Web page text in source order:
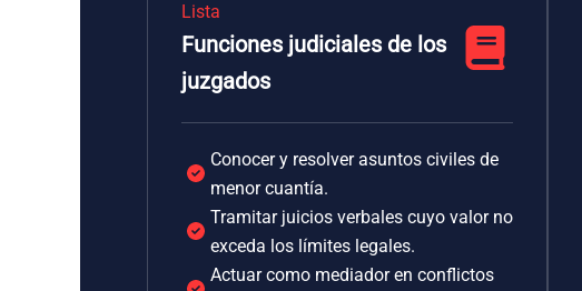
Lista
Funciones judiciales de los
juzgados
Conocer y resolver asuntos civiles de
menor cuantía.
Tramitar juicios verbales cuyo valor no
exceda los límites legales.
Actuar como mediador en conflictos